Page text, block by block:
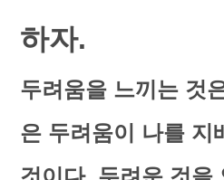
하자.
두려움을 느끼는 것
은 두려움이 나를 지